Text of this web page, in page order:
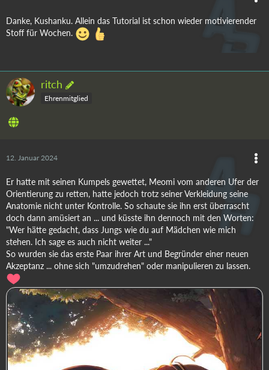
Danke, Kushanku. Allein das Tutorial ist schon wieder motivierender
Stoff für Wochen.
ritch
Ehrenmitglied
12. Januar 2024
Er hatte mit seinen Kumpels gewettet, Meomi vom anderen Ufer der
Orientierung zu retten, hatte jedoch trotz seiner Verkleidung seine
Anatomie nicht unter Kontrolle. So schaute sie ihn erst überrascht
doch dann amüsiert an ... und küsste ihn dennoch mit den Worten:
"Wer hätte gedacht, dass Jungs wie du auf Mädchen wie mich
stehen. Ich sage es auch nicht weiter ..."
So wurden sie das erste Paar ihrer Art und Begründer einer neuen
Akzeptanz ... ohne sich "umzudrehen" oder manipulieren zu lassen.